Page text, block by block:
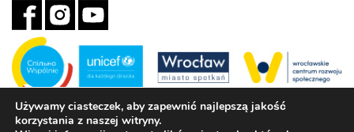
Zadanie realizowane ze środków Gminy Wrocław w partnerstwie z
Używamy ciasteczek, aby zapewnić najlepszą jakość
korzystania z naszej witryny.